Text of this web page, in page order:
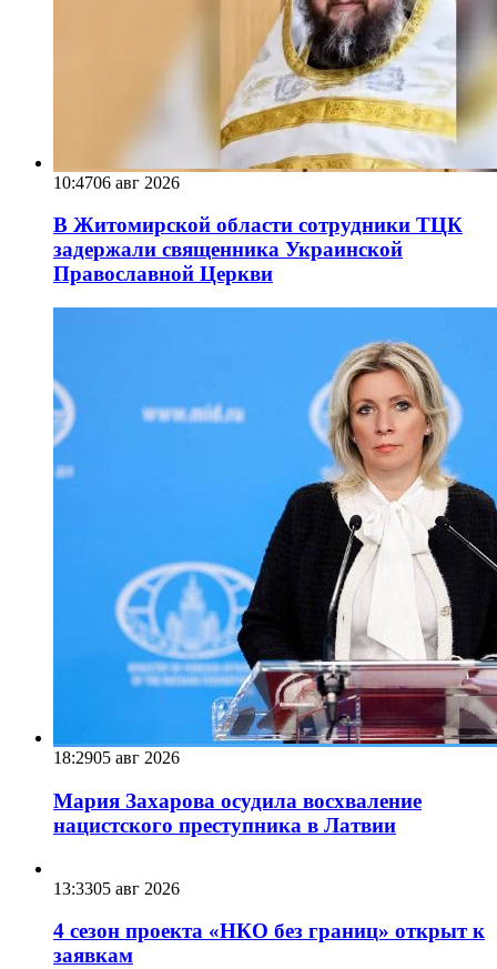
10:4706 авг 2026
В Житомирской области сотрудники ТЦК
задержали священника Украинской
Православной Церкви
18:2905 авг 2026
Мария Захарова осудила восхваление
нацистского преступника в Латвии
13:3305 авг 2026
4 сезон проекта «НКО без границ» открыт к
заявкам